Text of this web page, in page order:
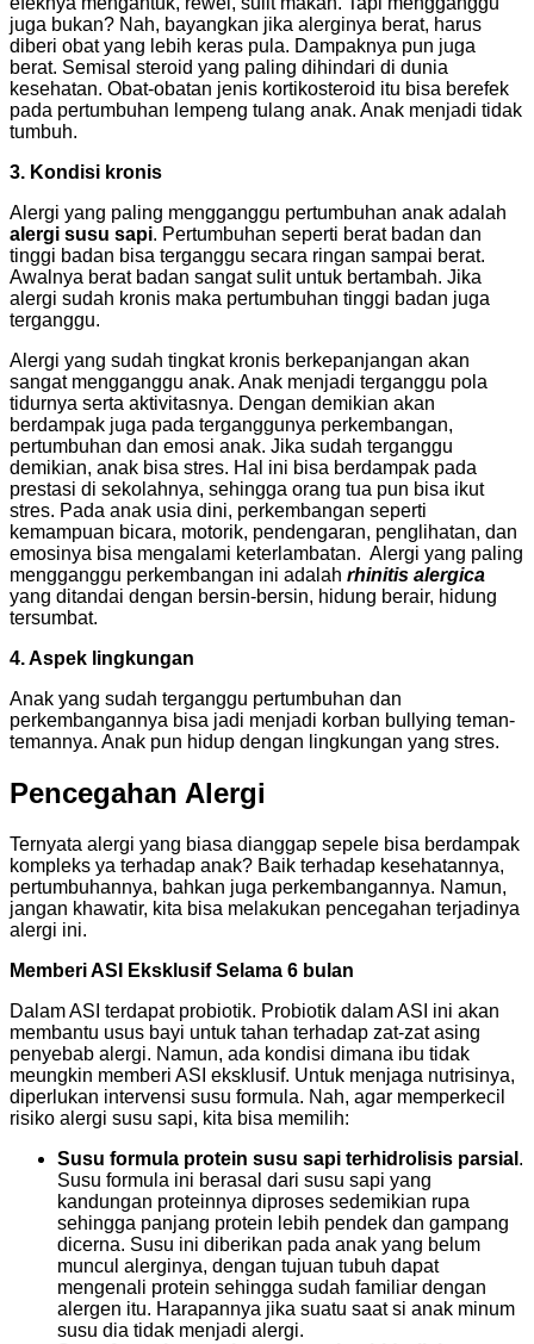
juga bukan? Nah, bayangkan jika alerginya berat, harus
diberi obat yang lebih keras pula. Dampaknya pun juga
berat. Semisal steroid yang paling dihindari di dunia
kesehatan. Obat-obatan jenis kortikosteroid itu bisa berefek
pada pertumbuhan lempeng tulang anak. Anak menjadi tidak
tumbuh.
3. Kondisi kronis
Alergi yang paling mengganggu pertumbuhan anak adalah
alergi susu sapi. Pertumbuhan seperti berat badan dan
tinggi badan bisa terganggu secara ringan sampai berat.
Awalnya berat badan sangat sulit untuk bertambah. Jika
alergi sudah kronis maka pertumbuhan tinggi badan juga
terganggu.
Alergi yang sudah tingkat kronis berkepanjangan akan
sangat mengganggu anak. Anak menjadi terganggu pola
tidurnya serta aktivitasnya. Dengan demikian akan
berdampak juga pada terganggunya perkembangan,
pertumbuhan dan emosi anak. Jika sudah terganggu
demikian, anak bisa stres. Hal ini bisa berdampak pada
prestasi di sekolahnya, sehingga orang tua pun bisa ikut
stres. Pada anak usia dini, perkembangan seperti
kemampuan bicara, motorik, pendengaran, penglihatan, dan
emosinya bisa mengalami keterlambatan. Alergi yang paling
mengganggu perkembangan ini adalah rhinitis alergica
yang ditandai dengan bersin-bersin, hidung berair, hidung
tersumbat.
4. Aspek lingkungan
Anak yang sudah terganggu pertumbuhan dan
perkembangannya bisa jadi menjadi korban bullying teman-
temannya. Anak pun hidup dengan lingkungan yang stres.
Pencegahan Alergi
Ternyata alergi yang biasa dianggap sepele bisa berdampak
kompleks ya terhadap anak? Baik terhadap kesehatannya,
pertumbuhannya, bahkan juga perkembangannya. Namun,
jangan khawatir, kita bisa melakukan pencegahan terjadinya
alergi ini.
Memberi ASI Eksklusif Selama 6 bulan
Dalam ASI terdapat probiotik. Probiotik dalam ASI ini akan
membantu usus bayi untuk tahan terhadap zat-zat asing
penyebab alergi. Namun, ada kondisi dimana ibu tidak
meungkin memberi ASI eksklusif. Untuk menjaga nutrisinya,
diperlukan intervensi susu formula. Nah, agar memperkecil
risiko alergi susu sapi, kita bisa memilih:
Susu formula protein susu sapi terhidrolisis parsial .
Susu formula ini berasal dari susu sapi yang
kandungan proteinnya diproses sedemikian rupa
sehingga panjang protein lebih pendek dan gampang
dicerna. Susu ini diberikan pada anak yang belum
muncul alerginya, dengan tujuan tubuh dapat
mengenali protein sehingga sudah familiar dengan
alergen itu. Harapannya jika suatu saat si anak minum
susu dia tidak menjadi alergi.